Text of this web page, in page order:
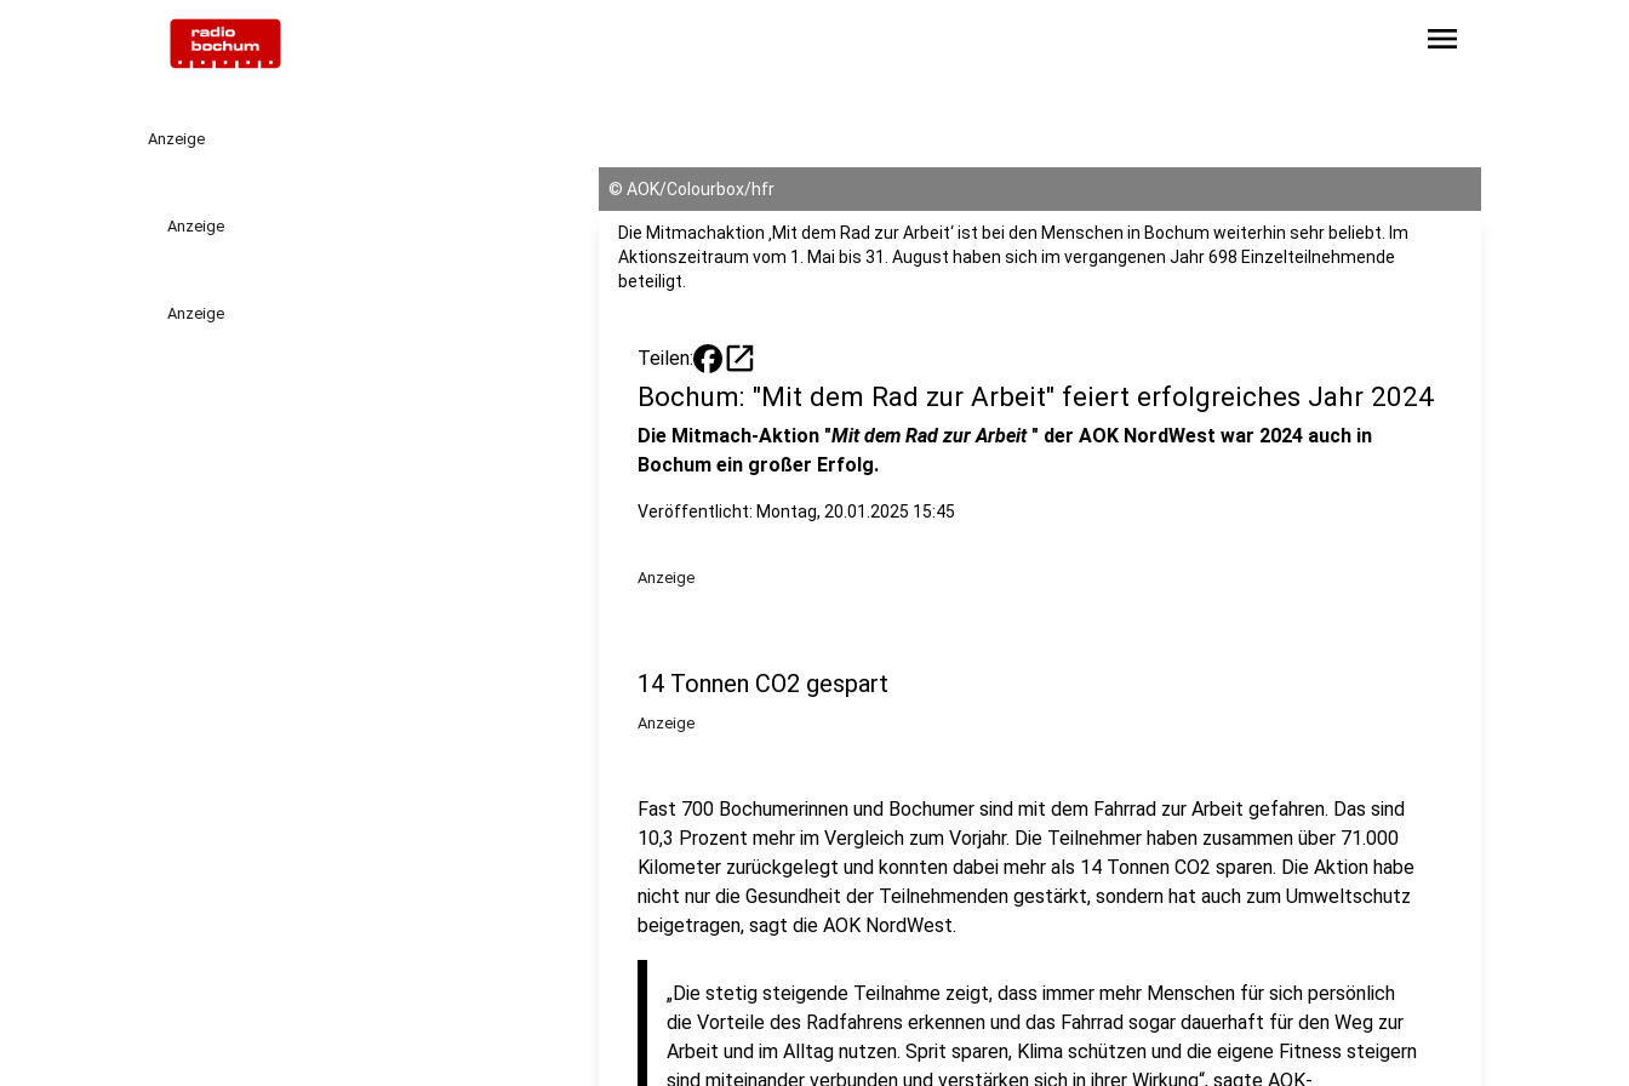
menu
Anzeige
Anzeige
Anzeige
© AOK/Colourbox/hfr
Die Mitmachaktion ‚Mit dem Rad zur Arbeit‘ ist bei den Menschen in Bochum weiterhin sehr beliebt. Im
Aktionszeitraum vom 1. Mai bis 31. August haben sich im vergangenen Jahr 698 Einzelteilnehmende
beteiligt.
Teilen: open_in_new
Bochum: "Mit dem Rad zur Arbeit" feiert erfolgreiches Jahr 2024
Die Mitmach-Aktion "Mit dem Rad zur Arbeit" der AOK NordWest war 2024 auch in
Bochum ein großer Erfolg.
Veröffentlicht: Montag, 20.01.2025 15:45
Anzeige
14 Tonnen CO2 gespart
Anzeige
Fast 700 Bochumerinnen und Bochumer sind mit dem Fahrrad zur Arbeit gefahren. Das sind
10,3 Prozent mehr im Vergleich zum Vorjahr. Die Teilnehmer haben zusammen über 71.000
Kilometer zurückgelegt und konnten dabei mehr als 14 Tonnen CO2 sparen. Die Aktion habe
nicht nur die Gesundheit der Teilnehmenden gestärkt, sondern hat auch zum Umweltschutz
beigetragen, sagt die AOK NordWest.
„Die stetig steigende Teilnahme zeigt, dass immer mehr Menschen für sich persönlich
die Vorteile des Radfahrens erkennen und das Fahrrad sogar dauerhaft für den Weg zur
Arbeit und im Alltag nutzen. Sprit sparen, Klima schützen und die eigene Fitness steigern
sind miteinander verbunden und verstärken sich in ihrer Wirkung“, sagte AOK-